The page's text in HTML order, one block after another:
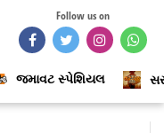
Follow us on
જમાવટ સ્પેશિયલ